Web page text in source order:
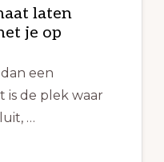
laten
je op
een
de plek waar
…